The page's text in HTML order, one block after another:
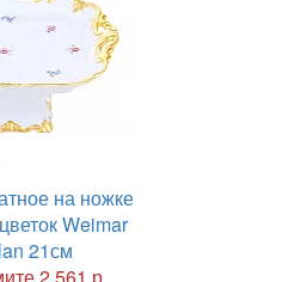
на ножке
Weimar
21см